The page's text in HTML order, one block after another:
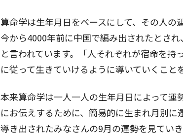
算命学は生年月日をベースにして、その人の
今から4000年前に中国で編み出されたとさ
と言われています。「人それぞれが宿命を持
に従って生きていけるように導いていくこと
本来算命学は一人一人の生年月日によって運
にお伝えするために、簡易的に生まれ月別に
導き出されたみなさんの9月の運勢を見ていき